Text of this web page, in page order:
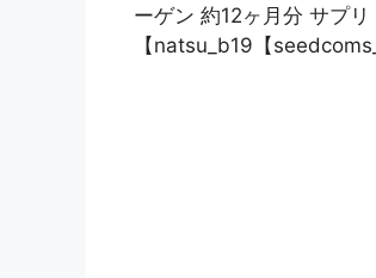
ーゲン 約12ヶ月分 サプ
【natsu_b19【